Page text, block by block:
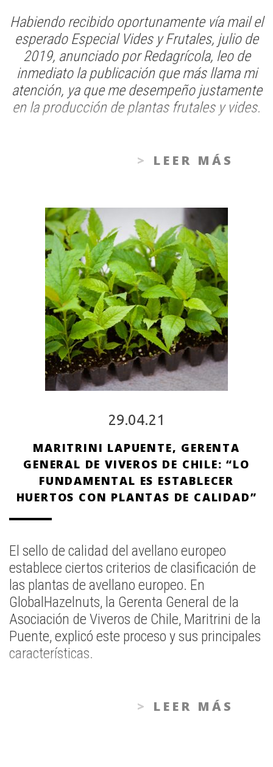
Habiendo recibido oportunamente vía mail el
esperado Especial Vides y Frutales, julio de
2019, anunciado por Redagrícola, leo de
inmediato la publicación que más llama mi
atención, ya que me desempeño justamente
en la producción de plantas frutales y vides.
LEER MÁS
29.04.21
MARITRINI LAPUENTE, GERENTA
GENERAL DE VIVEROS DE CHILE: “LO
FUNDAMENTAL ES ESTABLECER
HUERTOS CON PLANTAS DE CALIDAD”
El sello de calidad del avellano europeo
establece ciertos criterios de clasificación de
las plantas de avellano europeo. En
GlobalHazelnuts, la Gerenta General de la
Asociación de Viveros de Chile, Maritrini de la
Puente, explicó este proceso y sus principales
características.
LEER MÁS